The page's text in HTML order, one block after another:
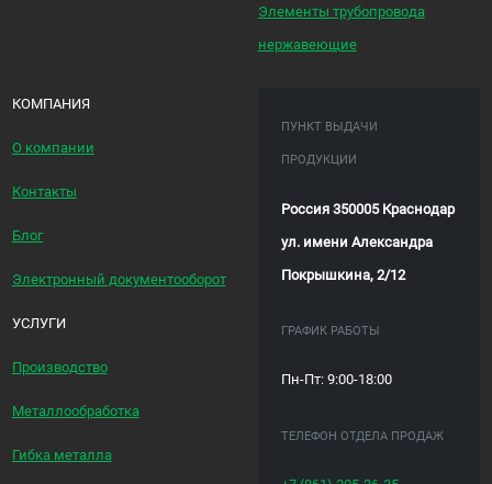
Элементы трубопровода
нержавеющие
КОМПАНИЯ
О компании
Контакты
Блог
Электронный документооборот
УСЛУГИ
Производство
Металлообработка
Гибка металла
ПУНКТ ВЫДАЧИ
ПРОДУКЦИИ
Россия 350005 Краснодар
ул. имени Александра
Покрышкина, 2/12
ГРАФИК РАБОТЫ
Пн-Пт: 9:00-18:00
ТЕЛЕФОН ОТДЕЛА ПРОДАЖ